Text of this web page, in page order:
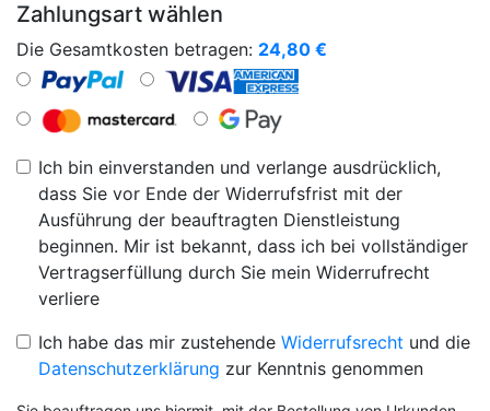
Zahlungsart wählen
Die Gesamtkosten betragen: 24,80 €
Ich bin einverstanden und verlange ausdrücklich,
dass Sie vor Ende der Widerrufsfrist mit der
Ausführung der beauftragten Dienstleistung
beginnen. Mir ist bekannt, dass ich bei vollständiger
Vertragserfüllung durch Sie mein Widerrufrecht
verliere
Ich habe das mir zustehende Widerrufsrecht und die
Datenschutzerklärung zur Kenntnis genommen